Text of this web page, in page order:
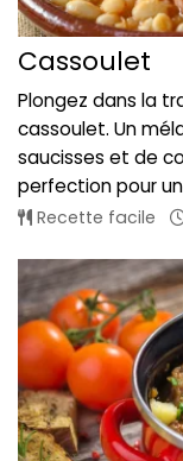
Cassoulet
Plongez dans la
cassoulet. Un
saucisses et de
perfection pour
Recette facile